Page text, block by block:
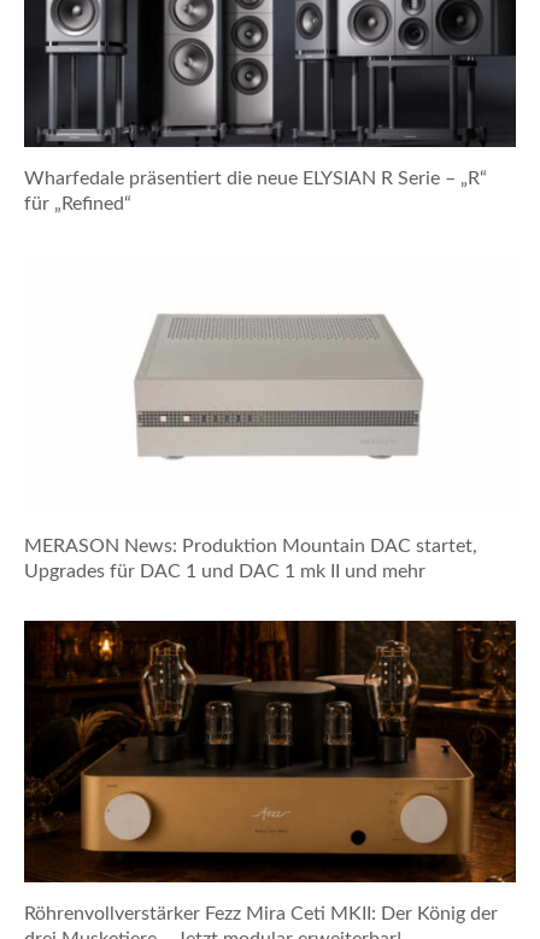
Wharfedale präsentiert die neue ELYSIAN R Serie – „R“
für „Refined“
MERASON News: Produktion Mountain DAC startet,
Upgrades für DAC 1 und DAC 1 mk II und mehr
Röhrenvollverstärker Fezz Mira Ceti MKII: Der König der